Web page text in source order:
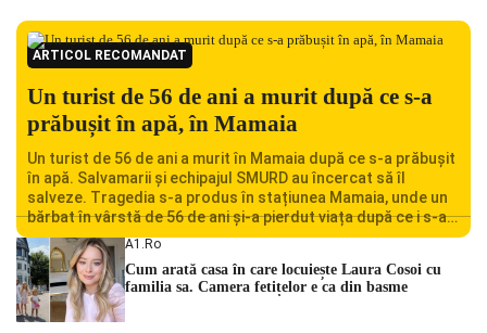
ARTICOL RECOMANDAT
Un turist de 56 de ani a murit după ce s-a
prăbușit în apă, în Mamaia
Un turist de 56 de ani a murit în Mamaia după ce s-a prăbușit
în apă. Salvamarii și echipajul SMURD au încercat să îl
salveze. Tragedia s-a produs în stațiunea Mamaia, unde un
bărbat în vârstă de 56 de ani și-a pierdut viața după ce i s-a
făcut rău în timp ce se afla în […]
A1.ro
Cum arată casa în care locuiește Laura Cosoi cu
familia sa. Camera fetițelor e ca din basme